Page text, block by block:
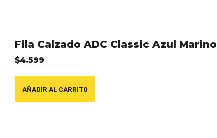
Fila Calzado ADC Classic Azul Marino
$4.599
AÑADIR AL CARRITO